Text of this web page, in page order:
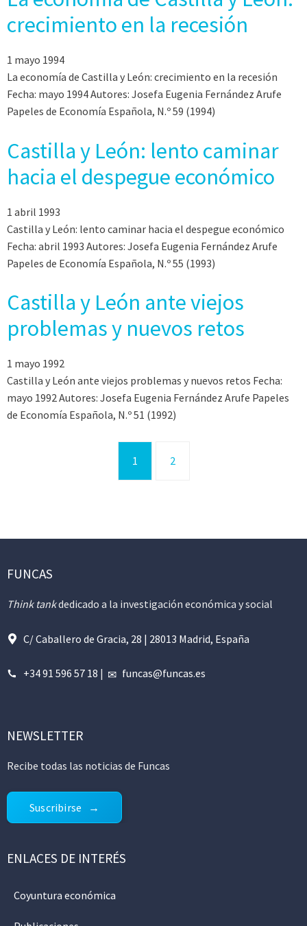
crecimiento en la recesión
1 mayo 1994
La economía de Castilla y León: crecimiento en la recesión
Fecha: mayo 1994 Autores: Josefa Eugenia Fernández Arufe
Papeles de Economía Española, N.º 59 (1994)
Castilla y León: lento caminar
hacia el despegue económico
1 abril 1993
Castilla y León: lento caminar hacia el despegue económico
Fecha: abril 1993 Autores: Josefa Eugenia Fernández Arufe
Papeles de Economía Española, N.º 55 (1993)
Castilla y León ante viejos
problemas y nuevos retos
1 mayo 1992
Castilla y León ante viejos problemas y nuevos retos Fecha:
mayo 1992 Autores: Josefa Eugenia Fernández Arufe Papeles
de Economía Española, N.º 51 (1992)
1 2
FUNCAS
Think tankdedicado a la investigación económica y social
C/ Caballero de Gracia, 28 | 28013 Madrid, España
+34 91 596 57 18 | funcas@funcas.es
NEWSLETTER
Recibe todas las noticias de Funcas
Suscribirse
ENLACES DE INTERÉS
Coyuntura económica